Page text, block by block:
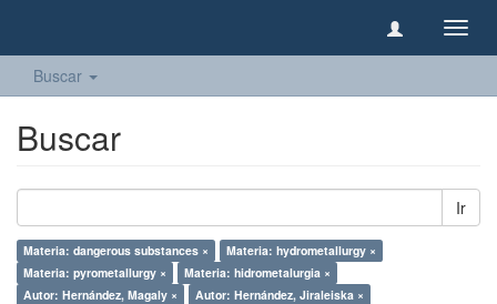
Buscar
Buscar
Ir
Materia: dangerous substances ×
Materia: hydrometallurgy ×
Materia: pyrometallurgy ×
Materia: hidrometalurgia ×
Autor: Hernández, Magaly ×
Autor: Hernández, Jiraleiska ×